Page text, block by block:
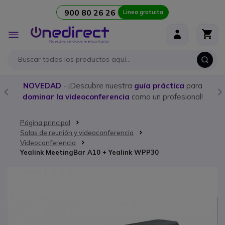
900 80 26 26 Linea gratuita
Toggle
Nav
NOVEDAD - ¡Descubre nuestra guía práctica para
dominar la videoconferencia como un profesional!
Página principal
Salas de reunión y videoconferencia
Videoconferencia
Yealink MeetingBar A10 + Yealink WPP30